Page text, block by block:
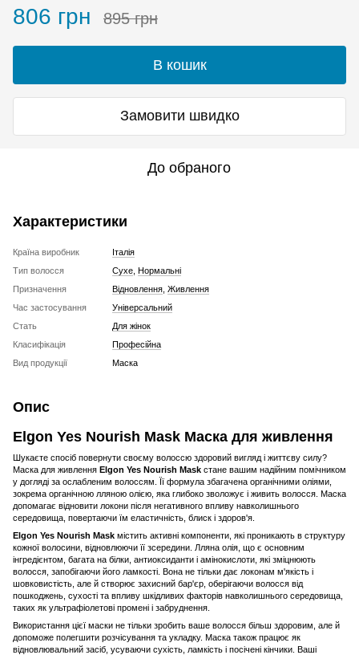
806 грн 895 грн
В кошик
Замовити швидко
До обраного
Характеристики
Країна виробник
Італія
Тип волосся
Сухе Нормальні
Призначення
Відновлення Живлення
Час застосування
Універсальний
Стать
Для жінок
Класифікація
Професійна
Вид продукції
Маска
Опис
Elgon Yes Nourish Mask Маска для живлення
Шукаєте спосіб повернути своєму волоссю здоровий вигляд і життєву силу?
Маска для живлення Elgon Yes Nourish Mask стане вашим надійним помічником
у догляді за ослабленим волоссям. Її формула збагачена органічними оліями,
зокрема органічною лляною олією, яка глибоко зволожує і живить волосся. Маска
допомагає відновити локони після негативного впливу навколишнього
середовища, повертаючи їм еластичність, блиск і здоров'я.
Elgon Yes Nourish Mask містить активні компоненти, які проникають в структуру
кожної волосини, відновлюючи її зсередини. Лляна олія, що є основним
інгредієнтом, багата на білки, антиоксиданти і амінокислоти, які зміцнюють
волосся, запобігаючи його ламкості. Вона не тільки дає локонам м'якість і
шовковистість, але й створює захисний бар'єр, оберігаючи волосся від
пошкоджень, сухості та впливу шкідливих факторів навколишнього середовища,
таких як ультрафіолетові промені і забруднення.
Використання цієї маски не тільки зробить ваше волосся більш здоровим, але й
допоможе полегшити розчісування та укладку. Маска також працює як
відновлювальний засіб, усуваючи сухість, ламкість і посічені кінчики. Ваші